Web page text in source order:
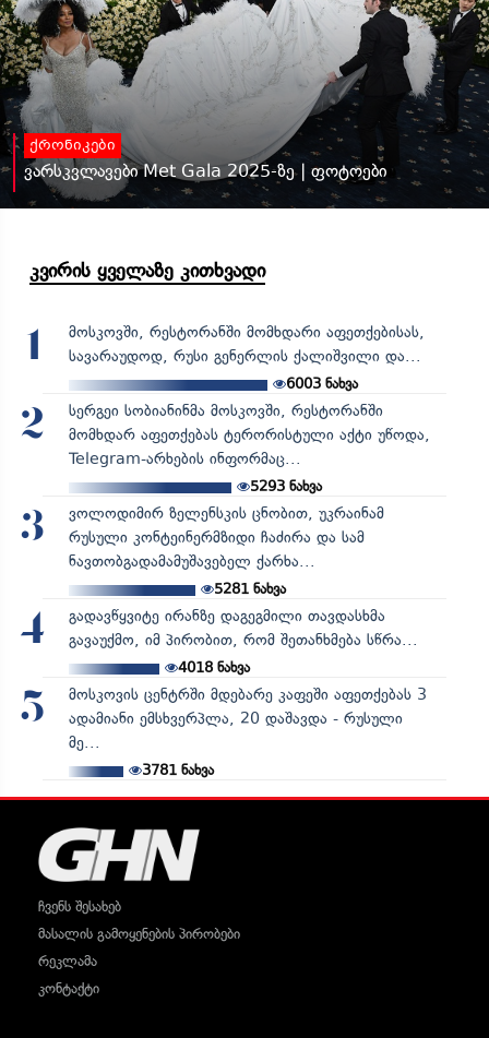
ქრონიკები
ვარსკვლავები Met Gala 2025-ზე | ფოტოები
კვირის ყველაზე კითხვადი
1
მოსკოვში, რესტორანში მომხდარი აფეთქებისას,
სავარაუდოდ, რუსი გენერლის ქალიშვილი და...
6003 ნახვა
2
სერგეი სობიანინმა მოსკოვში, რესტორანში
მომხდარ აფეთქებას ტერორისტული აქტი უწოდა,
Telegram-არხების ინფორმაც...
5293ნახვა
3
ვოლოდიმირ ზელენსკის ცნობით, უკრაინამ
რუსული კონტეინერმზიდი ჩაძირა და სამ
ნავთობგადამამუშავებელ ქარხა...
5281ნახვა
4
გადავწყვიტე ირანზე დაგეგმილი თავდასხმა
გავაუქმო, იმ პირობით, რომ შეთანხმება სწრა...
4018ნახვა
5
მოსკოვის ცენტრში მდებარე კაფეში აფეთქებას 3
ადამიანი ემსხვერპლა, 20 დაშავდა - რუსული
მე...
3781ნახვა
ჩვენს შესახებ
მასალის გამოყენების პირობები
რეკლამა
კონტაქტი